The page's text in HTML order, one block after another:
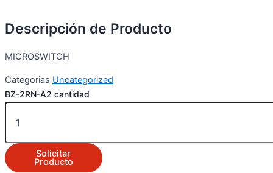
Descripción de Producto
MICROSWITCH
Categorias Uncategorized
BZ-2RN-A2 cantidad
Solicitar
Producto